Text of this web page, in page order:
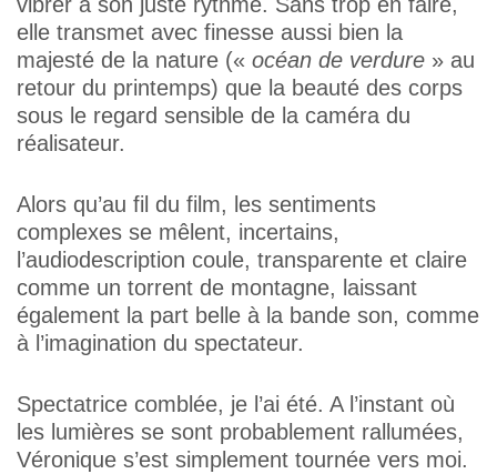
elle transmet avec finesse aussi bien la
majesté de la nature (« océan de verdure » au
retour du printemps) que la beauté des corps
sous le regard sensible de la caméra du
réalisateur.
Alors qu’au fil du film, les sentiments
complexes se mêlent, incertains,
l’audiodescription coule, transparente et claire
comme un torrent de montagne, laissant
également la part belle à la bande son, comme
à l’imagination du spectateur.
Spectatrice comblée, je l’ai été. A l’instant où
les lumières se sont probablement rallumées,
Véronique s’est simplement tournée vers moi.